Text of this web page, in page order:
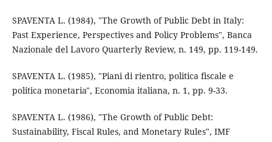
SPAVENTA L. (1984), "The Growth of Public Debt in Italy:
Past Experience, Perspectives and Policy Problems", Banca
Nazionale del Lavoro Quarterly Review, n. 149, pp. 119-149.
SPAVENTA L. (1985), "Piani di rientro, politica fiscale e
politica monetaria", Economia italiana, n. 1, pp. 9-33.
SPAVENTA L. (1986), "The Growth of Public Debt:
Sustainability, Fiscal Rules, and Monetary Rules", IMF